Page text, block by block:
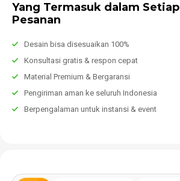
Yang Termasuk dalam Setiap
Pesanan
Desain bisa disesuaikan 100%
Konsultasi gratis & respon cepat
Material Premium & Bergaransi
Pengiriman aman ke seluruh Indonesia
Berpengalaman untuk instansi & event